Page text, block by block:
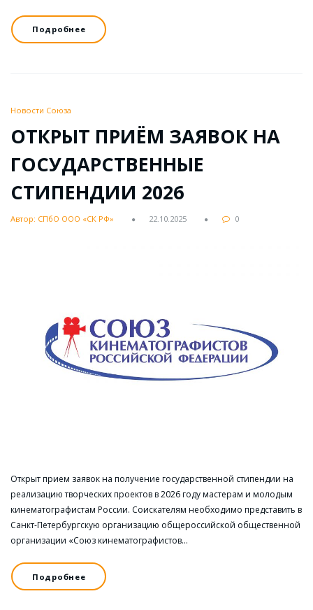
Подробнее
Новости Союза
ОТКРЫТ ПРИЁМ ЗАЯВОК НА
ГОСУДАРСТВЕННЫЕ
СТИПЕНДИИ 2026
Автор: СПбО ООО «СК РФ» 22.10.2025 0
Открыт прием заявок на получение государственной стипендии на
реализацию творческих проектов в 2026 году мастерам и молодым
кинематографистам России. Соискателям необходимо представить в
Санкт-Петербургскую организацию общероссийской общественной
организации «Союз кинематографистов…
Подробнее